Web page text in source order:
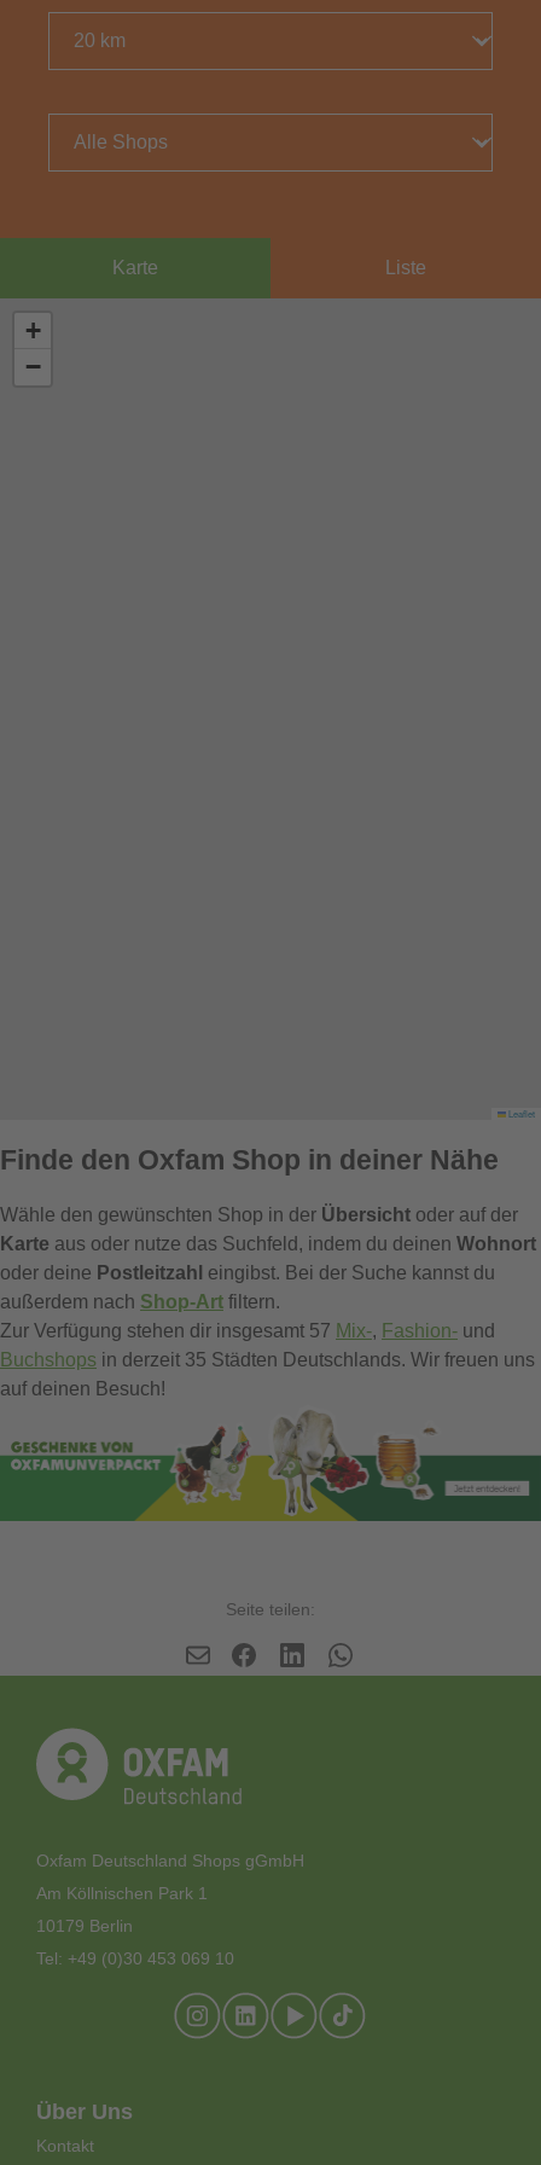
Karte Liste
+
−
Leaflet
Finde den Oxfam Shop in deiner Nähe
Wähle den gewünschten Shop in der Übersicht oder auf der
Karte aus oder nutze das Suchfeld, indem du deinen Wohnort
oder deine Postleitzahl eingibst. Bei der Suche kannst du
außerdem nach Shop-Art filtern.
Zur Verfügung stehen dir insgesamt 57 Mix-, Fashion- und
Buchshops in derzeit 35 Städten Deutschlands. Wir freuen uns
auf deinen Besuch!
Seite teilen:
Oxfam Deutschland Shops gGmbH
Am Köllnischen Park 1
10179 Berlin
Tel: +49 (0)30 453 069 10
Footer-
Meta-
Über Uns
Kontakt